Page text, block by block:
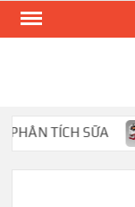
Skip
TÍCH SỮA